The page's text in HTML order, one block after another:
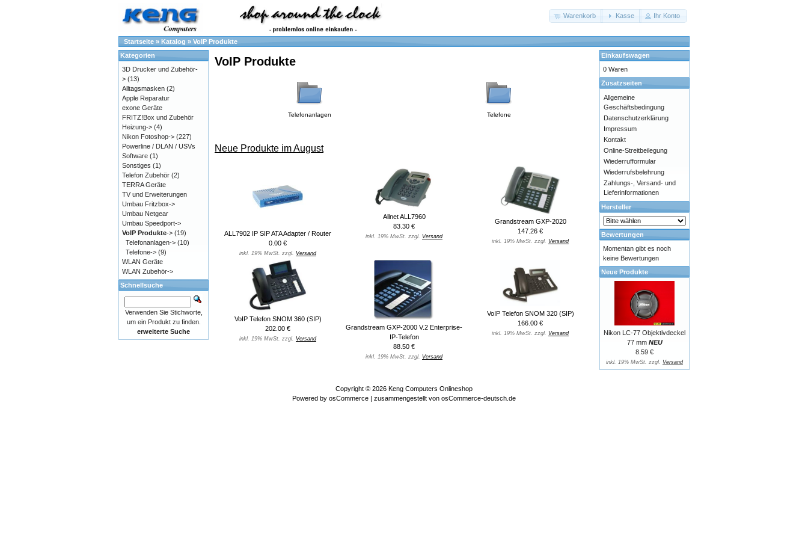
Warenkorb Kasse Ihr Konto
Startseite » Katalog » VoIP Produkte
VoIP Produkte
Telefonanlagen Telefone
Neue Produkte im August
ALL7902 IP SIP ATA Adapter / Router
0.00 €
inkl. 19% MwSt. zzgl. Versand
Allnet ALL7960
83.30 €
inkl. 19% MwSt. zzgl. Versand
Grandstream GXP-2020
147.26 €
inkl. 19% MwSt. zzgl. Versand
VoIP Telefon SNOM 360 (SIP)
202.00 €
inkl. 19% MwSt. zzgl. Versand
Grandstream GXP-2000 V.2 Enterprise-
IP-Telefon
88.50 €
inkl. 19% MwSt. zzgl. Versand
VoIP Telefon SNOM 320 (SIP)
166.00 €
inkl. 19% MwSt. zzgl. Versand
Kategorien
3D Drucker und Zubehör-
> (13)
Alltagsmasken (2)
Apple Reparatur
exone Geräte
FRITZ!Box und Zubehör
Heizung-> (4)
Nikon Fotoshop-> (227)
Powerline / DLAN / USVs
Software (1)
Sonstiges (1)
Telefon Zubehör (2)
TERRA Geräte
TV und Erweiterungen
Umbau Fritzbox->
Umbau Netgear
Umbau Speedport->
VoIP Produkte-> (19)
Telefonanlagen-> (10)
Telefone-> (9)
WLAN Geräte
WLAN Zubehör->
Schnellsuche
Verwenden Sie Stichworte,
um ein Produkt zu finden.
erweiterte Suche
Einkaufswagen
0 Waren
Zusatzseiten
Allgemeine
Geschäftsbedingung
Datenschutzerklärung
Impressum
Kontakt
Online-Streitbeilegung
Wiederrufformular
Wiederrufsbelehrung
Zahlungs-, Versand- und
Lieferinformationen
Hersteller
Bewertungen
Momentan gibt es noch
keine Bewertungen
Neue Produkte
Nikon LC-77 Objektivdeckel
77 mm NEU
8.59 €
inkl. 19% MwSt. zzgl. Versand
Copyright © 2026 Keng Computers Onlineshop
Powered by osCommerce | zusammengestellt von osCommerce-deutsch.de